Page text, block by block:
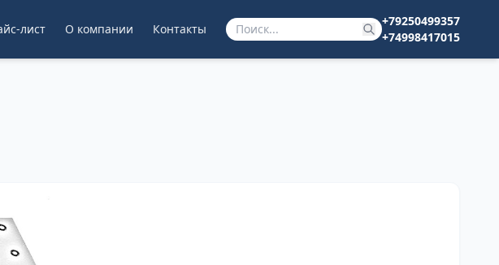
лист О компании Контакты
+79250499357
+74998417015